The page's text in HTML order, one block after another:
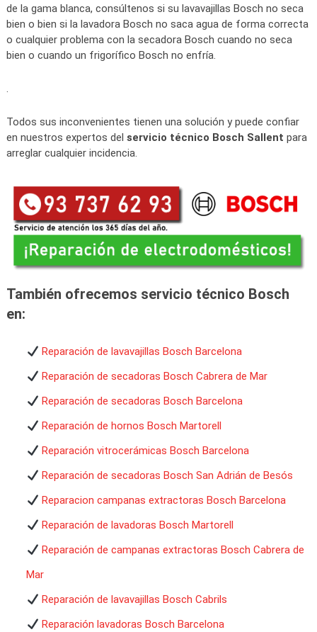
de la gama blanca, consúltenos si su lavavajillas Bosch no seca
bien o bien si la lavadora Bosch no saca agua de forma correcta
o cualquier problema con la secadora Bosch cuando no seca
bien o cuando un frigorífico Bosch no enfría.
.
Todos sus inconvenientes tienen una solución y puede confiar
en nuestros expertos del servicio técnico Bosch Sallent para
arreglar cualquier incidencia.
También ofrecemos servicio técnico Bosch
en:
Reparación de lavavajillas Bosch Barcelona
Reparación de secadoras Bosch Cabrera de Mar
Reparación de secadoras Bosch Barcelona
Reparación de hornos Bosch Martorell
Reparación vitrocerámicas Bosch Barcelona
Reparación de secadoras Bosch San Adrián de Besós
Reparacion campanas extractoras Bosch Barcelona
Reparación de lavadoras Bosch Martorell
Reparación de campanas extractoras Bosch Cabrera de
Mar
Reparación de lavavajillas Bosch Cabrils
Reparación lavadoras Bosch Barcelona